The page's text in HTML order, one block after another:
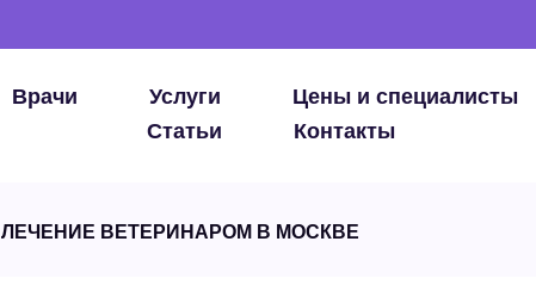
Врачи Услуги Цены и специалисты
Статьи
Контакты
ЛЕЧЕНИЕ ВЕТЕРИНАРОМ В МОСКВЕ